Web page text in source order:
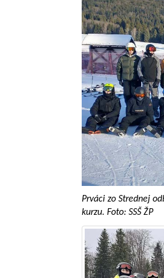
Prváci zo Strednej
kurzu. Foto: SSŠ ŽP